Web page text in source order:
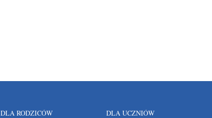
DLA RODZICÓW
DLA UCZNIÓW